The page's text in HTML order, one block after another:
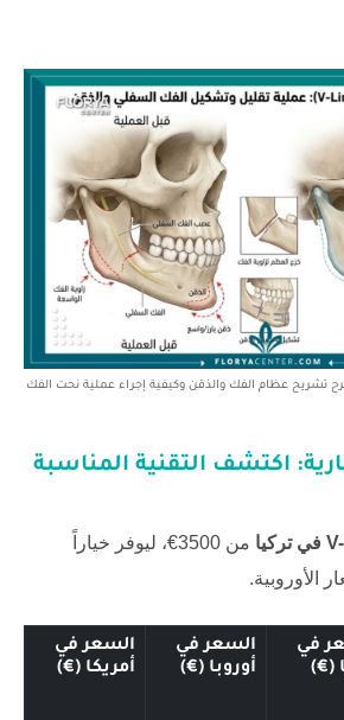
عظام الفك والذقن وكيفية إجراء عملية نحت الفك
اكتشف التقنية المناسبة
من 3500€، ليوفر خياراً
الأوروبية.
في
(€)
السعر في
أوروبا (€)
السعر في
أمريكا (€)